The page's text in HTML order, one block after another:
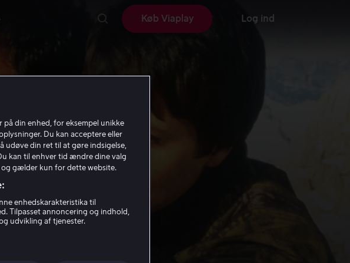
Køb Viaplay Log ind
din enhed, for eksempel unikke
Du kan acceptere eller
udøve din ret til at gøre indsigelse,
kan til enhver tid ændre dine valg
og gælder kun for dette website.
enhedskarakteristika til
Tilpasset annoncering og indhold,
udvikling af tjenester.